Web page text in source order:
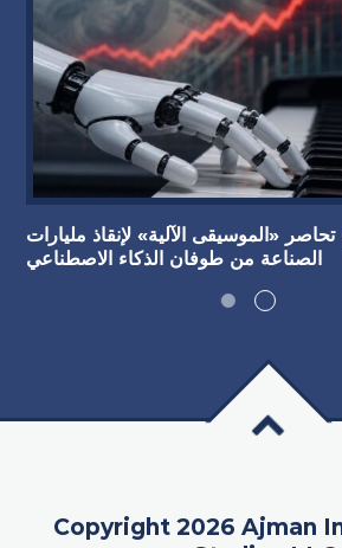
«الموسيقى الآلية» لإنقاذ مليارات
الصناعة من طوفان الذكاء الاصطناعي
Copyright 2026 Ajman